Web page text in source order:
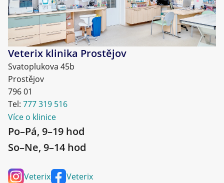
Veterix klinika Prostějov
Svatoplukova 45b
Prostějov
796 01
Tel: 777 319 516
Více o klinice
Po–Pá, 9–19 hod
So–Ne, 9–14 hod
Veterix Veterix